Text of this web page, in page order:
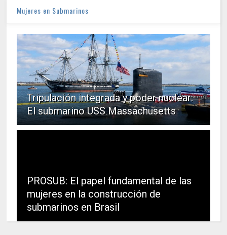
Mujeres en Submarinos
Tripulación integrada y poder nuclear:
El submarino USS Massachusetts
PROSUB: El papel fundamental de las
mujeres en la construcción de
submarinos en Brasil